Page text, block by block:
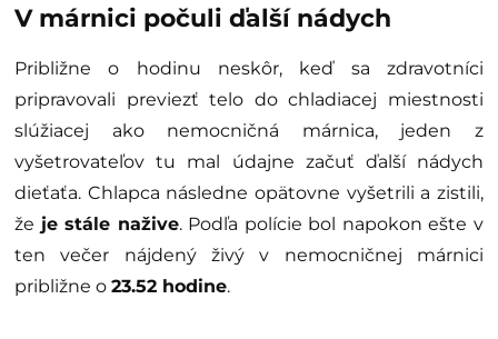
V márnici počuli ďalší nádych
Približne o hodinu neskôr, keď sa zdravotníci
pripravovali previezť telo do chladiacej miestnosti
slúžiacej ako nemocničná márnica, jeden z
vyšetrovateľov tu mal údajne začuť ďalší nádych
dieťaťa. Chlapca následne opätovne vyšetrili a zistili,
že je stále nažive. Podľa polície bol napokon ešte v
ten večer nájdený živý v nemocničnej márnici
približne o 23.52 hodine.